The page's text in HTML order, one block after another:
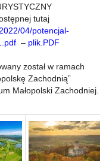
tutaj
04/potencjal-
– plik.PDF
został w ramach
Zachodnią”
Małopolski Zachodniej.